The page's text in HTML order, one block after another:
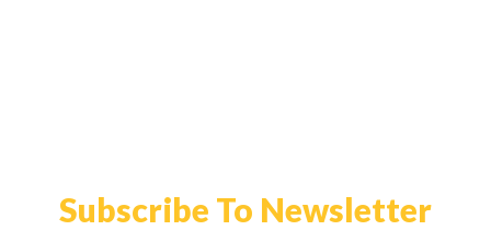
Subscribe To Newsletter